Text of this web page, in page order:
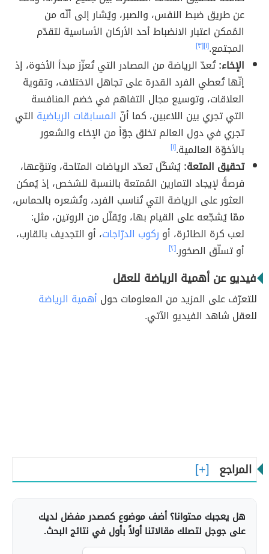
عن طريق ضبط النفس، والصبر، ويُشار إلى أنّه من
المُمكن اعتبار الانضباط أحد الأركان الأساسية لتقدّم
المجتمع.[١] [٣]
الإخاء:تُعدّ الرياضة من المصادر التي تُعزّز مبدأ الأخوة، إذ
إنّها تُعطي الفرد القدرة على تجاهل الاختلاف، وتقوية
العلاقات، وتوسيع مجال التفاهم في خضم المنافسة
التي تجري بين اللاعبين، كما أنّ المسابقات الرياضية التي
تجري في دول العالم تخلق جوّاً من الإخاء والشعور
بالأخوّة العالمية.[١]
تحقيق المتعة:يُشكّل تعدّد الرياضات المتاحة، وتنوّعها،
فرصةً لإيجاد التمارين المُمتعة بالنسبة للشخص، إذ يُمكن
العثور على الرياضة التي تُناسب الفرد، وتُشعره بالحماس،
ممّا يُشجّعه على القيام بها، ويُقلّل من الروتين، مثل:
لعب كرة الطائرة، أو ركوب الدرّاجات، أو التجديف بالقارب،
أو تسلّق الصخور.[٢]
فيديو عن أهمية الرياضة للعقل
للتعرّف على المزيد من المعلومات حول أهمية الرياضة
للعقل شاهد الفيديو الآتي.
المراجع
هل يعجبك محتوانا؟ أضف موضوع كمصدر مفضل لديك
على جوجل لتصلك مقالاتنا أولاً بأول في نتائج البحث.